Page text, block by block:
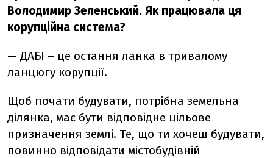
Володимир Зеленський. Як працювала ця
корупційна система?
— ДАБІ – це остання ланка в тривалому
ланцюгу корупції.
Щоб почати будувати, потрібна земельна
ділянка, має бути відповідне цільове
призначення землі. Те, що ти хочеш будувати,
повинно відповідати містобудівній